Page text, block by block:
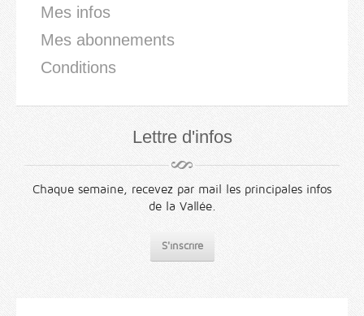
Mes infos
Mes abonnements
Conditions
Lettre d'infos
Chaque semaine, recevez par mail les principales infos
de la Vallée.
S'inscrire